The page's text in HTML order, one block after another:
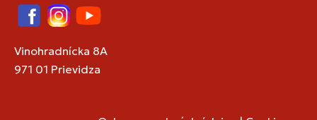
FacebookInstagram
YouTube
Vinohradnícka 8A
971 01 Prievidza